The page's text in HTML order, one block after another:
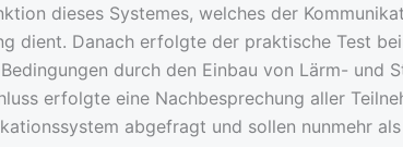
dieses Systemes, welches der
dient. Danach erfolgte der praktische Test
durch den Einbau von Lärm- und
erfolgte eine Nachbesprechung aller
abgefragt und sollen nunmehr